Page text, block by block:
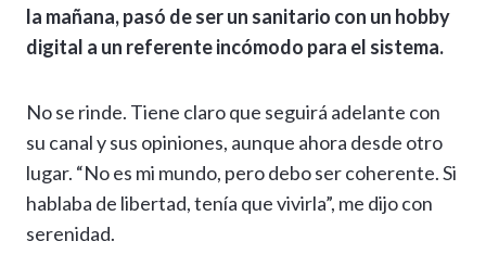
la mañana, pasó de ser un sanitario con un hobby
digital a un referente incómodo para el sistema.
No se rinde. Tiene claro que seguirá adelante con
su canal y sus opiniones, aunque ahora desde otro
lugar. “No es mi mundo, pero debo ser coherente. Si
hablaba de libertad, tenía que vivirla”, me dijo con
serenidad.